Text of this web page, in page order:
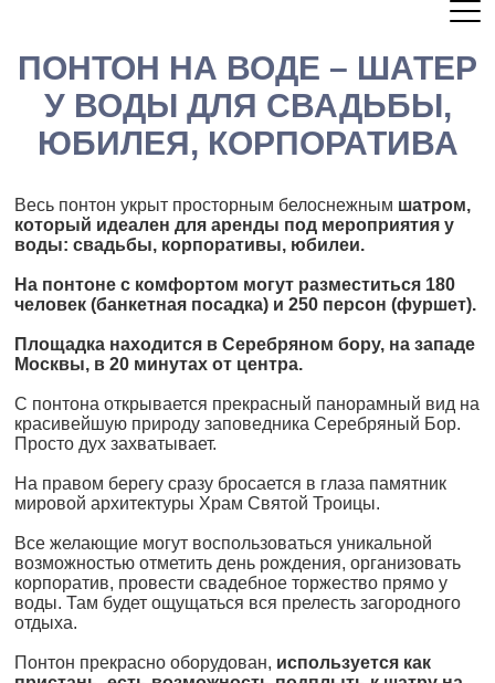
ПОНТОН НА ВОДЕ – ШАТЕР
У ВОДЫ ДЛЯ СВАДЬБЫ,
ЮБИЛЕЯ, КОРПОРАТИВА
Весь понтон укрыт просторным белоснежным шатром,
который идеален для аренды под мероприятия у
воды: свадьбы, корпоративы, юбилеи.
На понтоне с комфортом могут разместиться 180
человек (банкетная посадка) и 250 персон (фуршет).
Площадка находится в Серебряном бору, на западе
Москвы, в 20 минутах от центра.
С понтона открывается прекрасный панорамный вид на
красивейшую природу заповедника Серебряный Бор.
Просто дух захватывает.
На правом берегу сразу бросается в глаза памятник
мировой архитектуры Храм Святой Троицы.
Все желающие могут воспользоваться уникальной
возможностью отметить день рождения, организовать
корпоратив, провести свадебное торжество прямо у
воды. Там будет ощущаться вся прелесть загородного
отдыха.
Понтон прекрасно оборудован, используется как